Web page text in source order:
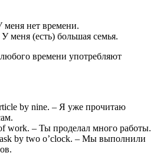
меня нет времени.
меня (есть) большая семья.
времени употребляют
by nine. – Я уже прочитаю
work. – Ты проделал много работы.
by two o’clock. – Мы выполнили